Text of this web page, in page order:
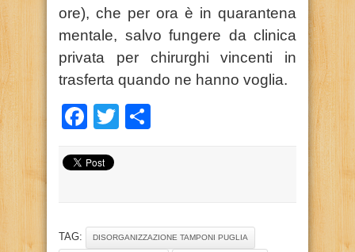
ore), che per ora è in quarantena
mentale, salvo fungere da clinica
privata per chirurghi vincenti in
trasferta quando ne hanno voglia.
Facebook
Twitter
TAG: DISORGANIZZAZIONE TAMPONI PUGLIA